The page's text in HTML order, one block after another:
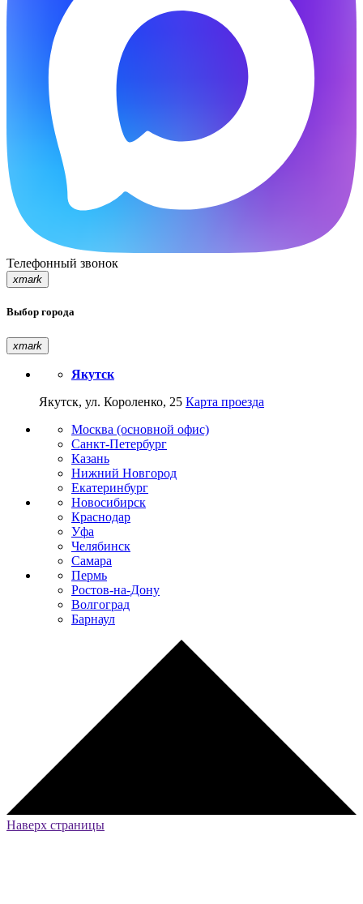
Телефонный звонок
xmark
Выбор города
xmark
Якутск
Якутск, ул. Короленко, 25 Карта проезда
Москва (основной офис)
Санкт-Петербург
Казань
Нижний Новгород
Екатеринбург
Новосибирск
Краснодар
Уфа
Челябинск
Самара
Пермь
Ростов-на-Дону
Волгоград
Барнаул
Наверх страницы